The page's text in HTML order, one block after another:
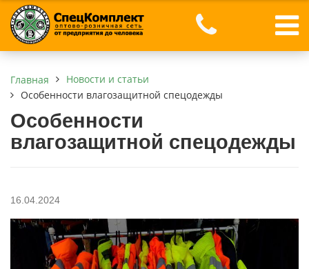
Главная
Новости и статьи
Особенности влагозащитной спецодежды
Особенности
влагозащитной спецодежды
16.04.2024